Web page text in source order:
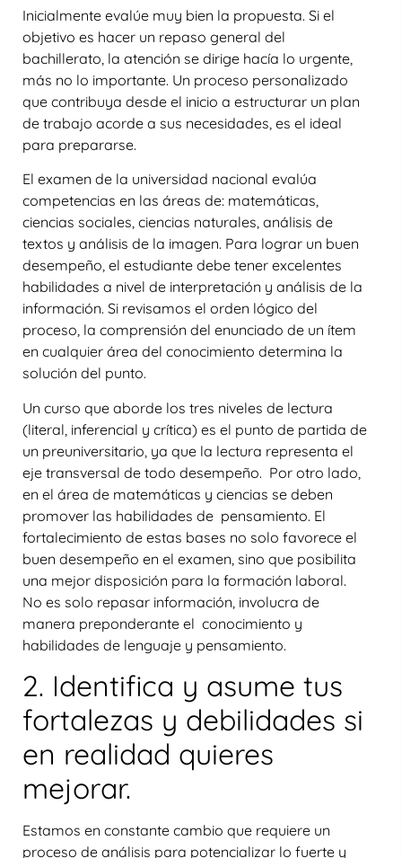
Inicialmente evalúe muy bien la propuesta. Si el
objetivo es hacer un repaso general del
bachillerato, la atención se dirige hacía lo urgente,
más no lo importante. Un proceso personalizado
que contribuya desde el inicio a estructurar un plan
de trabajo acorde a sus necesidades, es el ideal
para prepararse.
El examen de la universidad nacional evalúa
competencias en las áreas de: matemáticas,
ciencias sociales, ciencias naturales, análisis de
textos y análisis de la imagen. Para lograr un buen
desempeño, el estudiante debe tener excelentes
habilidades a nivel de interpretación y análisis de la
información. Si revisamos el orden lógico del
proceso, la comprensión del enunciado de un ítem
en cualquier área del conocimiento determina la
solución del punto.
Un curso que aborde los tres niveles de lectura
(literal, inferencial y crítica) es el punto de partida de
un preuniversitario, ya que la lectura representa el
eje transversal de todo desempeño. Por otro lado,
en el área de matemáticas y ciencias se deben
promover las habilidades de pensamiento. El
fortalecimiento de estas bases no solo favorece el
buen desempeño en el examen, sino que posibilita
una mejor disposición para la formación laboral.
No es solo repasar información, involucra de
manera preponderante el conocimiento y
habilidades de lenguaje y pensamiento.
2. Identifica y asume tus
fortalezas y debilidades si
en realidad quieres
mejorar.
Estamos en constante cambio que requiere un
proceso de análisis para potencializar lo fuerte y